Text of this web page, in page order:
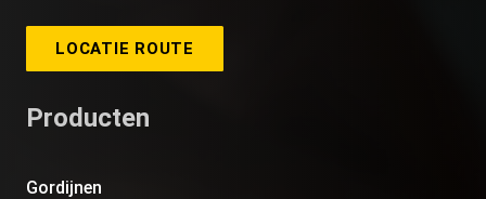
LOCATIE ROUTE
Producten
Gordijnen